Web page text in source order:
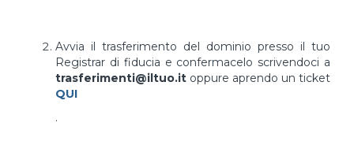
Avvia il trasferimento del dominio presso il tuo
Registrar di fiducia e confermacelo scrivendoci a
trasferimenti@iltuo.it oppure aprendo un ticket
QUI
.